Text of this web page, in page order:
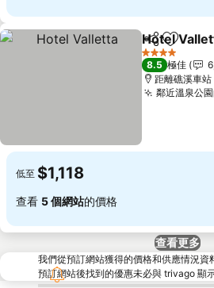
分享 放到收
Hotel
4 星級
8.5 極佳
距離礁溪車
鄰近溫泉公
低至 $1,118
查看 5 個網站的價格
查看更多
我們從預訂網站獲得的價格和供應情況資
預訂網站後找到的優惠未必與 trivago 顯